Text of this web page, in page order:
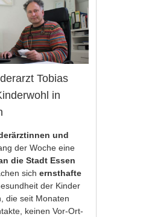
Tobias
in
und
der Woche eine
die Stadt Essen
sichernsthafte
der Kinder
die seit Monaten
keinen Vor-Ort-